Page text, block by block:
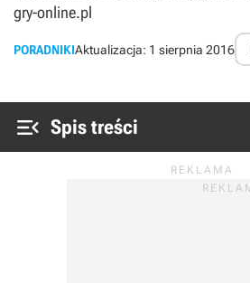
gry-online.pl
PORADNIKIAktualizacja: 1 sierpnia 2016
 Spis treści